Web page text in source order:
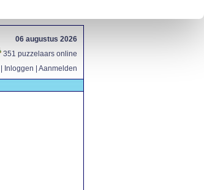
06 augustus 2026
351 puzzelaars online
Inloggen Aanmelden